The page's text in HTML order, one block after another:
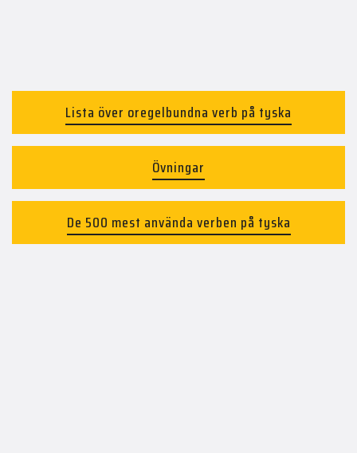
Lista över oregelbundna verb på tyska
Övningar
De 500 mest använda verben på tyska